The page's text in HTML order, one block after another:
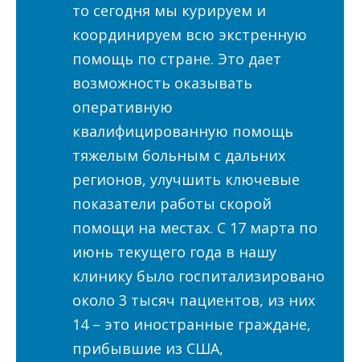
то сегодня мы курируем и
координируем всю экстренную
помощь по стране. Это дает
возможность оказывать
оперативную
квалифицированную помощь
тяжелым больным с дальних
регионов, улучшить ключевые
показатели работы скорой
помощи на местах. С 17 марта по
июнь текущего года в нашу
клинику было госпитализировано
около 3 тысяч пациентов, из них
14 – это иностранные граждане,
прибывшие из США,